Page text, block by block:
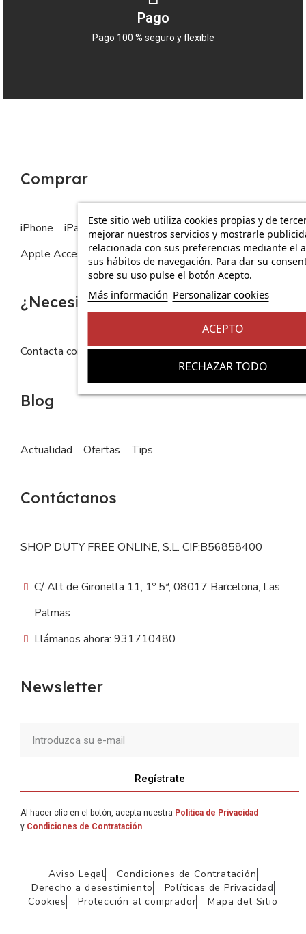
Pago
Pago 100 % seguro y flexible
Este sitio web utiliza cookies propias y de
mejorar nuestros servicios y mostrarle
relacionada con sus preferencias mediante el
sus hábitos de navegación. Para dar su
sobre su uso pulse el botón Acepto.
Más información Personalizar cookies
RECHAZAR TODO
ACEPTO
Comprar
iPhone iPad MacBook
Apple Watch
Apple Accesorios
¿Necesitas ayuda?
Contacta con nosotros FAQs
Blog
Actualidad Ofertas Tips
Contáctanos
SHOP DUTY FREE ONLINE, S.L. CIF:B56858400
C/ Alt de Gironella 11, 1º 5ª, 08017 Barcelona, Las
Palmas
Llámanos ahora: 931710480
Newsletter
Regístrate
Al hacer clic en el botón, acepta nuestra Política de Privacidad
y Condiciones de Contratación.
Aviso Legal
Condiciones de Contratación
Derecho a desestimiento
Políticas de Privacidad
Cookies
Protección al comprador Mapa del Sitio